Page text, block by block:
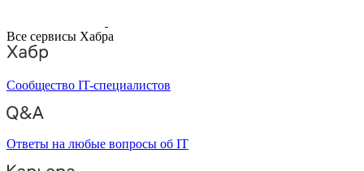
Все сервисы Хабра
Сообщество IT-специалистов
Ответы на любые вопросы об IT